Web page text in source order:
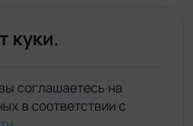
куки.
соглашаетесь на
в соответствии с